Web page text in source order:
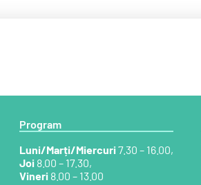
Program
Luni/Marți/Miercuri7.30 – 16.00,
Joi8.00 – 17.30,
Vineri8.00 – 13.00